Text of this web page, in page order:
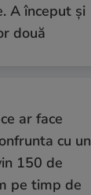
A început și
două
ar face
cu un
150 de
pe timp de